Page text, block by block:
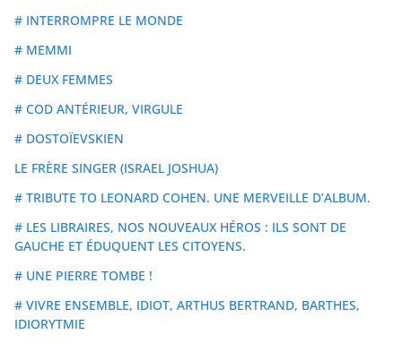
# INTERROMPRE LE MONDE
# MEMMI
# DEUX FEMMES
# COD ANTÉRIEUR, VIRGULE
# DOSTOÏEVSKIEN
LE FRÈRE SINGER (ISRAEL JOSHUA)
# TRIBUTE TO LEONARD COHEN. UNE MERVEILLE D’ALBUM.
# LES LIBRAIRES, NOS NOUVEAUX HÉROS : ILS SONT DE
GAUCHE ET ÉDUQUENT LES CITOYENS.
# UNE PIERRE TOMBE !
# VIVRE ENSEMBLE, IDIOT, ARTHUS BERTRAND, BARTHES,
IDIORYTMIE